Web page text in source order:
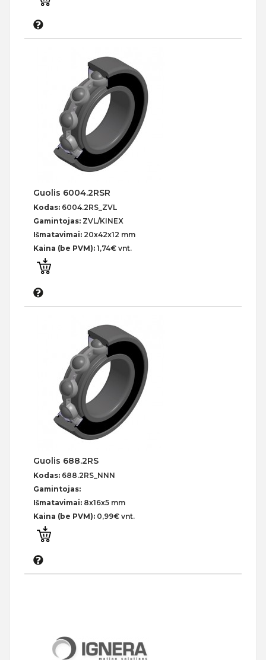
Guolis 6004.2RSR
Kodas: 6004.2RS_ZVL
Gamintojas: ZVL/KINEX
Išmatavimai: 20x42x12 mm
Kaina (be PVM): 1,74€ vnt.
Guolis 688.2RS
Kodas: 688.2RS_NNN
Gamintojas:
Išmatavimai: 8x16x5 mm
Kaina (be PVM): 0,99€ vnt.